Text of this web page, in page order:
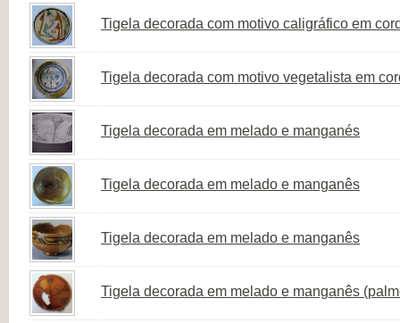
Tigela decorada com motivo caligráfico em
Tigela decorada com motivo vegetalista em
Tigela decorada em melado e manganés
Tigela decorada em melado e manganês
Tigela decorada em melado e manganês
Tigela decorada em melado e manganês